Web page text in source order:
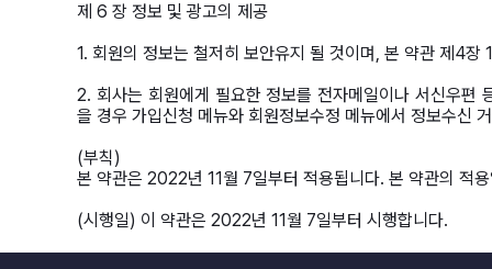
제 6 장 정보 및 광고의 제공
1. 회원의 정보는 철저히 보안유지 될 것이며, 본 약관 제4
2. 회사는 회원에게 필요한 정보를 전자메일이나 서신우편
을 경우 가입신청 메뉴와 회원정보수정 메뉴에서 정보수신
(부칙)
본 약관은 2022년 11월 7일부터 적용됩니다. 본 약관의 적
(시행일) 이 약관은 2022년 11월 7일부터 시행합니다.